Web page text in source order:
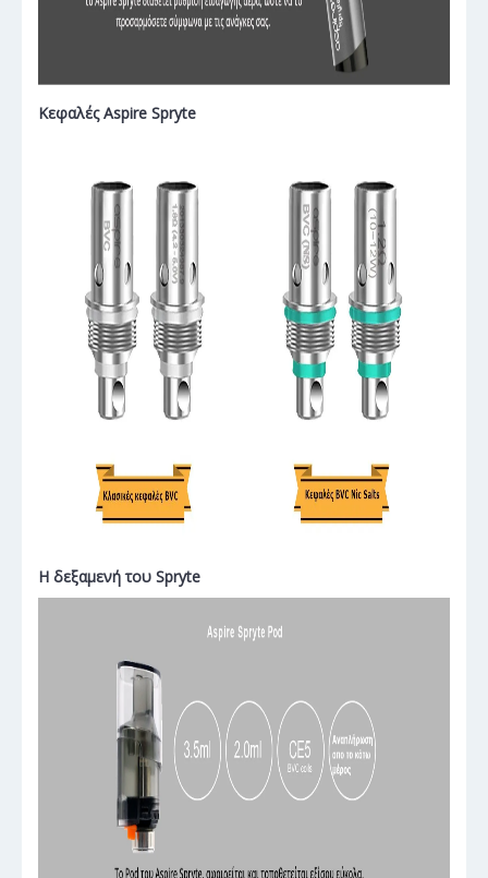
Κεφαλές Aspire Spryte
Η δεξαμενή του Spryte